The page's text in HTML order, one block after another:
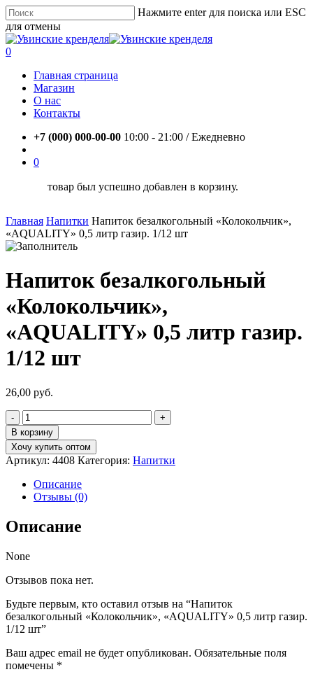
Skip
to
main
content
Нажмите enter для поиска или ESC
для отмены
Close
Search
account
0
Главная страница
Магазин
О нас
Контакты
+7 (000) 000-00-00 10:00 - 21:00 / Eжедневно
0
товар был успешно добавлен в корзину.
Главная Напитки Напиток безалкогольный «Колокольчик»,
«AQUALITY» 0,5 литр газир. 1/12 шт
Напиток безалкогольный
«Колокольчик»,
«AQUALITY» 0,5 литр газир.
1/12 шт
26,00 руб.
Количество
товара
Напиток
безалкогольный
"Колокольчик",
"AQUALITY"
0,5
литр
1/12
В корзину
Хочу купить оптом
Артикул: 4408 Категория: Напитки
Описание
Отзывы (0)
Описание
None
Отзывов пока нет.
Будьте первым, кто оставил отзыв на “Напиток
безалкогольный «Колокольчик», «AQUALITY» 0,5 литр газир.
1/12 шт”
Ваш адрес email не будет опубликован. Обязательные поля
помечены *